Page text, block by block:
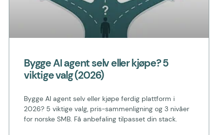
Bygge AI agent selv eller kjøpe? 5
viktige valg (2026)
Bygge AI agent selv eller kjøpe ferdig plattform i
2026? 5 viktige valg, pris-sammenligning og 3 nivåer
for norske SMB. Få anbefaling tilpasset din stack.